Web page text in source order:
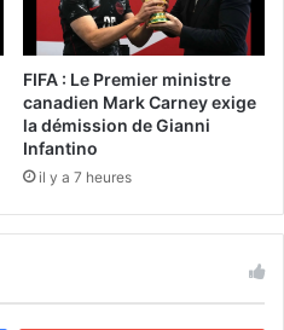
FIFA : Le Premier ministre
canadien Mark Carney exige
la démission de Gianni
Infantino
il y a 7 heures